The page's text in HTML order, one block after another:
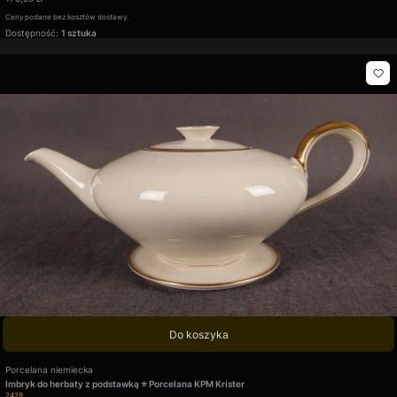
Ceny podane bez kosztów dostawy.
Dostępność: 1 sztuka
Do koszyka
Kod produktu
Imbryk do herbaty z podstawką ⭐ Porcelana KPM Krister
Producent
Porcelana niemiecka